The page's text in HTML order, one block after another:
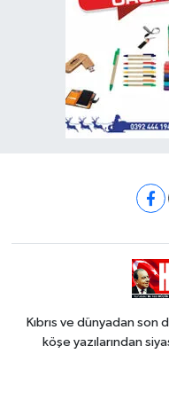
Kıbrıs ve dünyadan
köşe yazılarından